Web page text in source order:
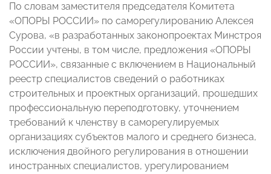
По словам заместителя председателя Комитета
«ОПОРЫ РОССИИ» по саморегулированию Алексея
Сурова, «в разработанных законопроектах Минстроя
России учтены, в том числе, предложения «ОПОРЫ
РОССИИ», связанные с включением в Национальный
реестр специалистов сведений о работниках
строительных и проектных организаций, прошедших
профессиональную переподготовку, уточнением
требований к членству в саморегулируемых
организациях субъектов малого и среднего бизнеса,
исключения двойного регулирования в отношении
иностранных специалистов, урегулированием